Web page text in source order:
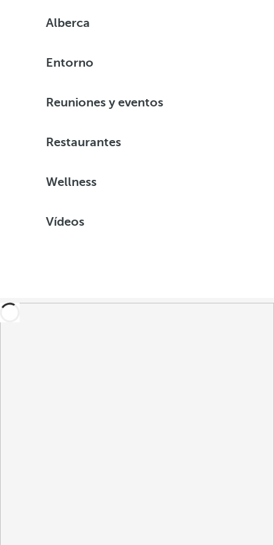
Alberca
Entorno
Reuniones y eventos
Restaurantes
Wellness
Vídeos